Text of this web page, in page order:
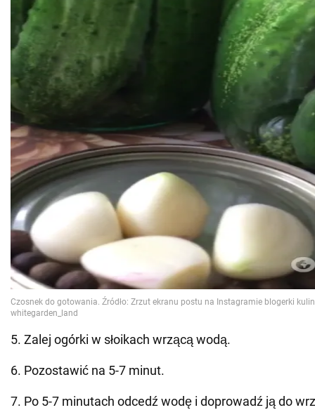
5. Zalej ogórki w słoikach wrzącą wodą.
6. Pozostawić na 5-7 minut.
7. Po 5-7 minutach odcedź wodę i doprowadź ją do